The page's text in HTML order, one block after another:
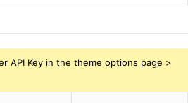
API Key in the theme options page >